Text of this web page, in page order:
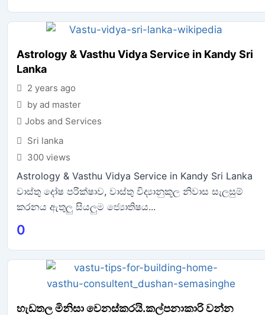
Astrology & Vasthu Vidya Service in Kandy Sri
Lanka
2 years ago
by ad master
Jobs and Services
Sri lanka
300 views
Astrology & Vasthu Vidya Service in Kandy Sri Lanka
වාස්තු දෝෂ පරික්ෂාව, වාස්තු විද්‍යානුකූල නිවාස සැලසුම්
කරනය ඇතුලු සියලුම ජ්‍යොතිෂය...
0
හැඩතල මිනිසා වෙනස්කරයි.කල්පනාකාරි වන්න